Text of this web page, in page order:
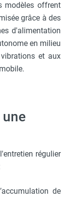
modèles offrent
grâce à des
d'alimentation
en milieu
et aux
régulier
de